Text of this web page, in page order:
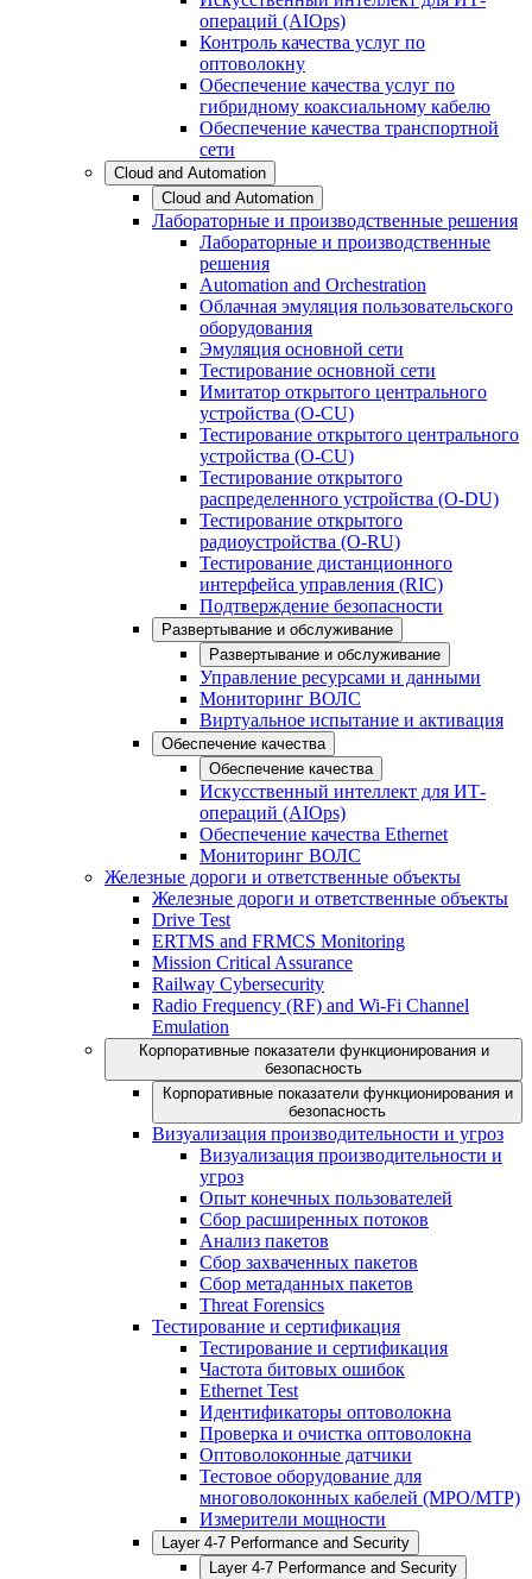
операций (AIOps)
Контроль качества услуг по
оптоволокну
Обеспечение качества услуг по
гибридному коаксиальному кабелю
Обеспечение качества транспортной
сети
Cloud and Automation
Cloud and Automation
Лабораторные и производственные решения
Лабораторные и производственные
решения
Automation and Orchestration
Облачная эмуляция пользовательского
оборудования
Эмуляция основной сети
Тестирование основной сети
Имитатор открытого центрального
устройства (O-CU)
Тестирование открытого центрального
устройства (O-CU)
Тестирование открытого
распределенного устройства (O-DU)
Тестирование открытого
радиоустройства (O-RU)
Тестирование дистанционного
интерфейса управления (RIC)
Подтверждение безопасности
Развертывание и обслуживание
Развертывание и обслуживание
Управление ресурсами и данными
Мониторинг ВОЛС
Виртуальное испытание и активация
Обеспечение качества
Обеспечение качества
Искусственный интеллект для ИТ-
операций (AIOps)
Обеспечение качества Ethernet
Мониторинг ВОЛС
Железные дороги и ответственные объекты
Железные дороги и ответственные объекты
Drive Test
ERTMS and FRMCS Monitoring
Mission Critical Assurance
Railway Cybersecurity
Radio Frequency (RF) and Wi-Fi Channel
Emulation
Корпоративные показатели функционирования и
безопасность
Корпоративные показатели функционирования и
безопасность
Визуализация производительности и угроз
Визуализация производительности и
угроз
Опыт конечных пользователей
Сбор расширенных потоков
Анализ пакетов
Сбор захваченных пакетов
Сбор метаданных пакетов
Threat Forensics
Тестирование и сертификация
Тестирование и сертификация
Частота битовых ошибок
Ethernet Test
Идентификаторы оптоволокна
Проверка и очистка оптоволокна
Оптоволоконные датчики
Тестовое оборудование для
многоволоконных кабелей (MPO/MTP)
Измерители мощности
Layer 4-7 Performance and Security
Layer 4-7 Performance and Security